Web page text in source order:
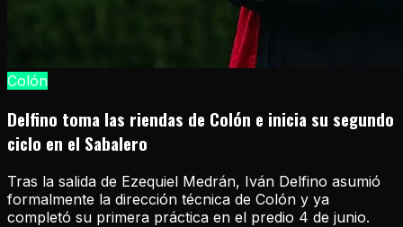
Colón
Delfino toma las riendas de Colón e inicia su segundo
ciclo en el Sabalero
Tras la salida de Ezequiel Medrán, Iván Delfino asumió
formalmente la dirección técnica de Colón y ya
completó su primera práctica en el predio 4 de junio.